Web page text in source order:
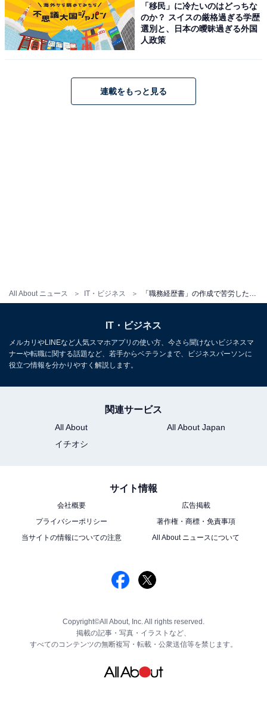
All About ニュース IT・ビジネス 「職務経歴書」の作成で苦労した項目ランキング！ 転職経験者500人が選んだ、2位は「職務要約」、1位は……？
「移民」に冷たいのはどっちな
のか？ スイスの厳格過ぎる学歴
選別と、日本の曖昧過ぎる外国
人政策
連載をもっと見る
IT・ビジネス
メルカリやLINEなど人気スマホアプリの使い方、今さら聞けないビジネスマ
ナーや転職に関する話題など、若手からベテランまで、ビジネスパーソンに
役立つ情報を分かりやすく解説します。
関連サービス
All About
All About Japan
イチオシ
サイト情報
会社概要
広告掲載
プライバシーポリシー
著作権・商標・免責事項
当サイトの情報についての注意
All About ニュースについて
Copyright©All About, Inc. All rights reserved.
掲載の記事・写真・イラストなど、
すべてのコンテンツの無断複写・転載・公衆送信等を禁じます。